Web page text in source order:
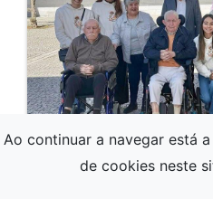
Ao continuar a navegar está
de cookies neste